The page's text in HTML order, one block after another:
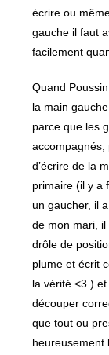
écrire ou
gauche il faut
facilement
Quand
la main
parce que les
accompagnés,
d’écrire de la
primaire (il y a
un gaucher, il
de mon mari,
drôle de
plume et écrit
la vérité <3 )
découper
que tout ou
heureusement